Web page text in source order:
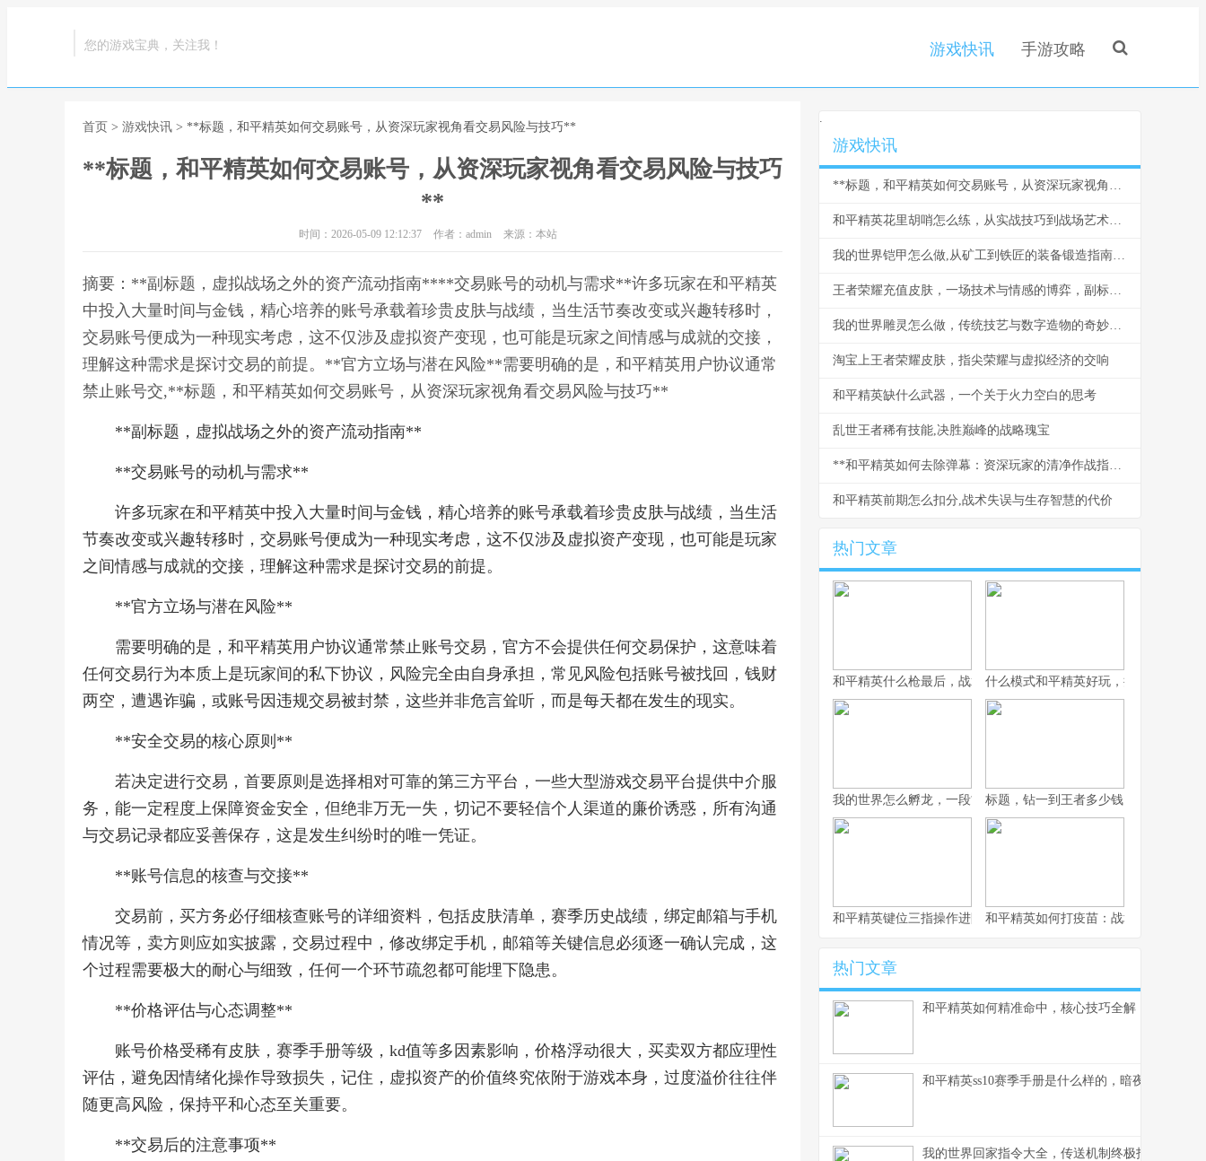
您的游戏宝典，关注我！ 游戏快讯 手游攻略
首页 > 游戏快讯 > **标题，和平精英如何交易账号，从资深玩家视角看交易风险与技巧**
**标题，和平精英如何交易账号，从资深玩家视角看交易风险与技巧
**
时间：2026-05-09 12:12:37 作者：admin 来源：本站
摘要：**副标题，虚拟战场之外的资产流动指南****交易账号的动机与需求**许多玩家在和平精英
中投入大量时间与金钱，精心培养的账号承载着珍贵皮肤与战绩，当生活节奏改变或兴趣转移时，
交易账号便成为一种现实考虑，这不仅涉及虚拟资产变现，也可能是玩家之间情感与成就的交接，
理解这种需求是探讨交易的前提。**官方立场与潜在风险**需要明确的是，和平精英用户协议通常
禁止账号交,**标题，和平精英如何交易账号，从资深玩家视角看交易风险与技巧**
**副标题，虚拟战场之外的资产流动指南**
**交易账号的动机与需求**
许多玩家在和平精英中投入大量时间与金钱，精心培养的账号承载着珍贵皮肤与战绩，当生活
节奏改变或兴趣转移时，交易账号便成为一种现实考虑，这不仅涉及虚拟资产变现，也可能是玩家
之间情感与成就的交接，理解这种需求是探讨交易的前提。
**官方立场与潜在风险**
需要明确的是，和平精英用户协议通常禁止账号交易，官方不会提供任何交易保护，这意味着
任何交易行为本质上是玩家间的私下协议，风险完全由自身承担，常见风险包括账号被找回，钱财
两空，遭遇诈骗，或账号因违规交易被封禁，这些并非危言耸听，而是每天都在发生的现实。
**安全交易的核心原则**
若决定进行交易，首要原则是选择相对可靠的第三方平台，一些大型游戏交易平台提供中介服
务，能一定程度上保障资金安全，但绝非万无一失，切记不要轻信个人渠道的廉价诱惑，所有沟通
与交易记录都应妥善保存，这是发生纠纷时的唯一凭证。
**账号信息的核查与交接**
交易前，买方务必仔细核查账号的详细资料，包括皮肤清单，赛季历史战绩，绑定邮箱与手机
情况等，卖方则应如实披露，交易过程中，修改绑定手机，邮箱等关键信息必须逐一确认完成，这
个过程需要极大的耐心与细致，任何一个环节疏忽都可能埋下隐患。
**价格评估与心态调整**
账号价格受稀有皮肤，赛季手册等级，kd值等多因素影响，价格浮动很大，买卖双方都应理性
评估，避免因情绪化操作导致损失，记住，虚拟资产的价值终究依附于游戏本身，过度溢价往往伴
随更高风险，保持平和心态至关重要。
**交易后的注意事项**
.
游戏快讯
**标题，和平精英如何交易账号，从资深玩家视角看交易风险与技巧**
和平精英花里胡哨怎么练，从实战技巧到战场艺术的进阶之旅，副标题，告别莽夫思维成就灵动战神
我的世界铠甲怎么做,从矿工到铁匠的装备锻造指南副标题
王者荣耀充值皮肤，一场技术与情感的博弈，副标题，虚拟华服背后的玩家心理地图
我的世界雕灵怎么做，传统技艺与数字造物的奇妙融合
淘宝上王者荣耀皮肤，指尖荣耀与虚拟经济的交响
和平精英缺什么武器，一个关于火力空白的思考
乱世王者稀有技能,决胜巅峰的战略瑰宝
**和平精英如何去除弹幕：资深玩家的清净作战指南**
和平精英前期怎么扣分,战术失误与生存智慧的代价
热门文章
和平精英什么枪最后，战术博弈与心理博弈的终极考验
什么模式和平精英好玩，探寻战术竞技
我的世界怎么孵龙，一段古老传说的复苏之旅标题，钻一到王者多少钱，一场段位攀
和平精英键位三指操作进阶指南，从入门到精通的战场掌控术
和平精英如何打疫苗：战场生存的免疫
热门文章
和平精英如何精准命中，核心技巧全解，副标题，
和平精英ss10赛季手册是什么样的，暗夜锋芒的战
我的世界回家指令大全，传送机制终极指南